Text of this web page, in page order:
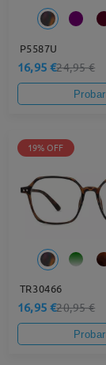
P5587U
16,95 €24,95 €
Probar
19% OFF
TR30466
16,95 €20,95 €
Probar